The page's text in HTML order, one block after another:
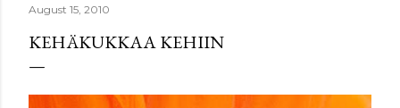
August 15, 2010
KEHÄKUKKAA KEHIIN